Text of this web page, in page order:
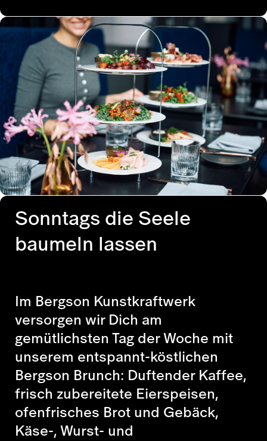
Sonntags die Seele
baumeln lassen
Im Bergson Kunstkraftwerk
versorgen wir Dich am
gemütlichsten Tag der Woche mit
unserem entspannt-köstlichen
Bergson Brunch: Duftender Kaffee,
frisch zubereitete Eierspeisen,
ofenfrisches Brot und Gebäck,
Käse-, Wurst- und